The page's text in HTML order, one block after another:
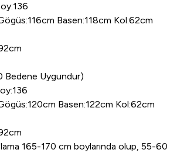
Basen:118cm Kol:62cm
Uygundur)
Basen:122cm Kol:62cm
165-170 cm boylarında olup, 55-60